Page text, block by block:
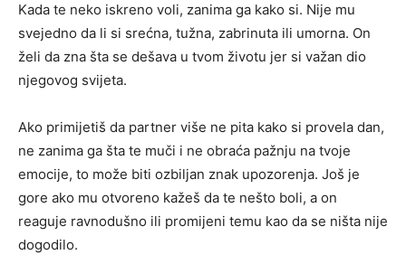
Kada te neko iskreno voli, zanima ga kako si. Nije mu
svejedno da li si srećna, tužna, zabrinuta ili umorna. On
želi da zna šta se dešava u tvom životu jer si važan dio
njegovog svijeta.
Ako primijetiš da partner više ne pita kako si provela dan,
ne zanima ga šta te muči i ne obraća pažnju na tvoje
emocije, to može biti ozbiljan znak upozorenja. Još je
gore ako mu otvoreno kažeš da te nešto boli, a on
reaguje ravnodušno ili promijeni temu kao da se ništa nije
dogodilo.